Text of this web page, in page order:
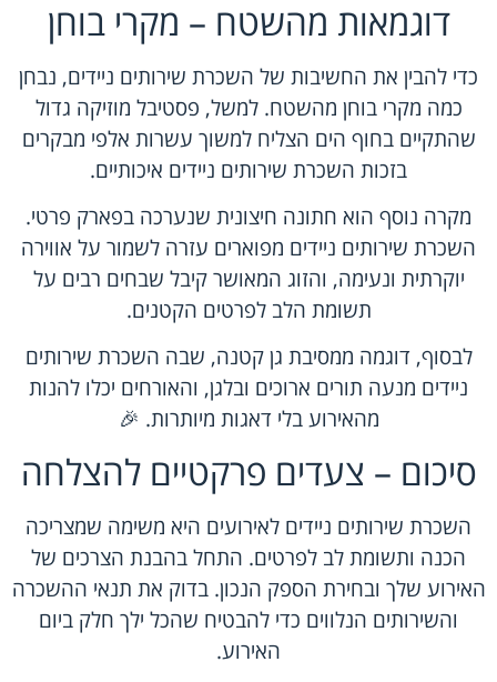
דוגמאות מהשטח – מקרי בוחן
כדי להבין את החשיבות של השכרת שירותים ניידים, נבחן
כמה מקרי בוחן מהשטח. למשל, פסטיבל מוזיקה גדול
שהתקיים בחוף הים הצליח למשוך עשרות אלפי מבקרים
בזכות השכרת שירותים ניידים איכותיים.
מקרה נוסף הוא חתונה חיצונית שנערכה בפארק פרטי.
השכרת שירותים ניידים מפוארים עזרה לשמור על אווירה
יוקרתית ונעימה, והזוג המאושר קיבל שבחים רבים על
תשומת הלב לפרטים הקטנים.
לבסוף, דוגמה ממסיבת גן קטנה, שבה השכרת שירותים
ניידים מנעה תורים ארוכים ובלגן, והאורחים יכלו להנות
מהאירוע בלי דאגות מיותרות. 🎉
סיכום – צעדים פרקטיים להצלחה
השכרת שירותים ניידים לאירועים היא משימה שמצריכה
הכנה ותשומת לב לפרטים. התחל בהבנת הצרכים של
האירוע שלך ובחירת הספק הנכון. בדוק את תנאי ההשכרה
והשירותים הנלווים כדי להבטיח שהכל ילך חלק ביום
האירוע.